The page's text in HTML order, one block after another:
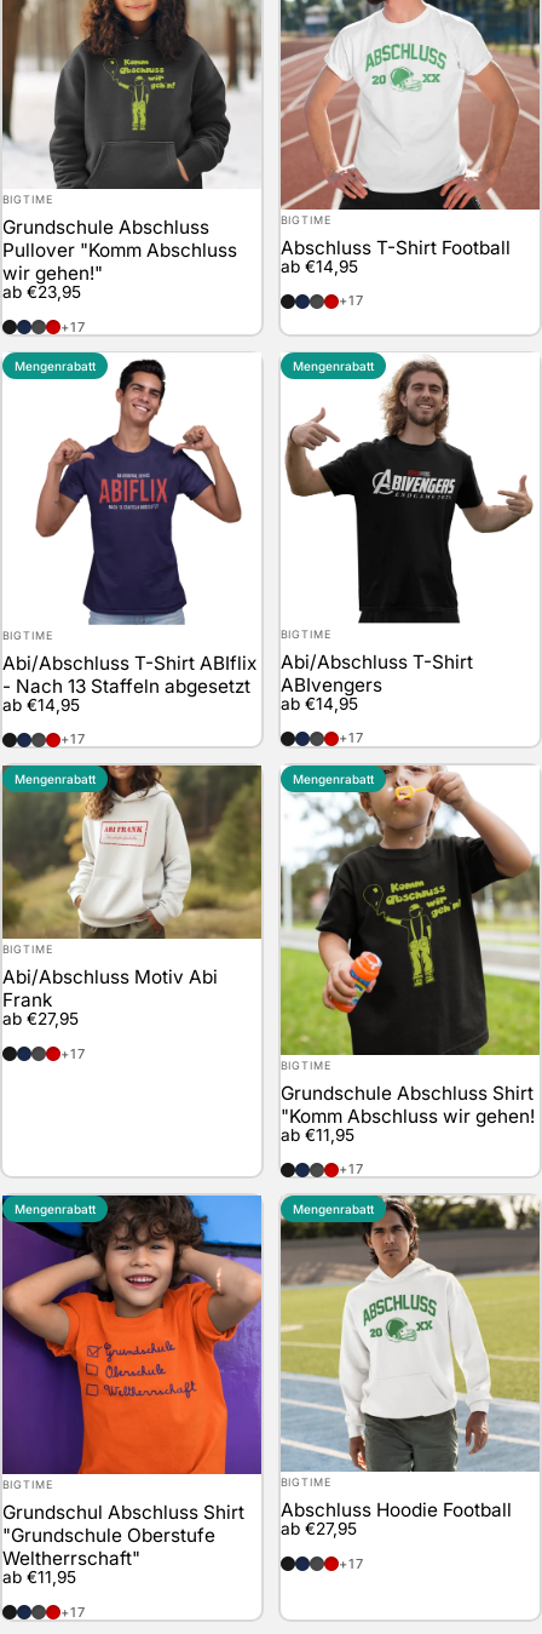
Anbieter:
BIGTIME
Grundschule Abschluss
Pullover "Komm Abschluss
wir gehen!"
ab €23,95
schwarz
marineblau
anthrazit
rot+17
Anbieter:
BIGTIME
Abschluss T-Shirt Football
ab €14,95
schwarz
marineblau
anthrazit
rot+17
Mengenrabatt
Anbieter:
BIGTIME
Abi/Abschluss T-Shirt ABIflix
- Nach 13 Staffeln abgesetzt
ab €14,95
schwarz
marineblau
anthrazit
rot+17
Mengenrabatt
Anbieter:
BIGTIME
Abi/Abschluss T-Shirt
ABIvengers
ab €14,95
schwarz
marineblau
anthrazit
rot+17
Mengenrabatt
Anbieter:
BIGTIME
Abi/Abschluss Motiv Abi
Frank
ab €27,95
schwarz
marineblau
anthrazit
rot+17
Mengenrabatt
Anbieter:
BIGTIME
Grundschule Abschluss Shirt
"Komm Abschluss wir gehen!
ab €11,95
schwarz
marineblau
anthrazit
rot+17
Mengenrabatt
Anbieter:
BIGTIME
Grundschul Abschluss Shirt
"Grundschule Oberstufe
Weltherrschaft"
ab €11,95
schwarz
marineblau
anthrazit
rot+17
Mengenrabatt
Anbieter:
BIGTIME
Abschluss Hoodie Football
ab €27,95
schwarz
marineblau
anthrazit
rot+17